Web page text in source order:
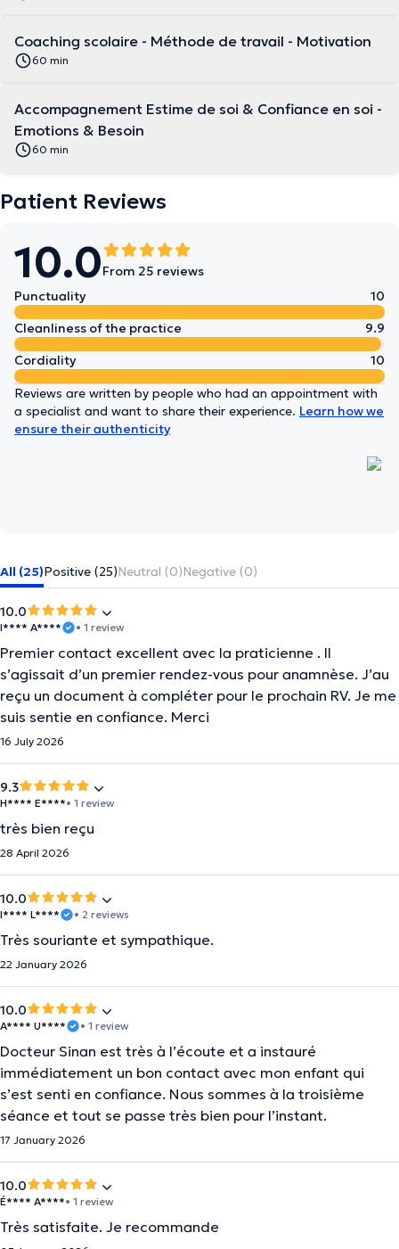
Coaching scolaire - Méthode de travail - Motivation
60 min
Accompagnement Estime de soi & Confiance en soi -
Emotions & Besoin
60 min
Patient Reviews
10.0From 25 reviews
Punctuality
10
Cleanliness of the practice
9.9
Cordiality
10
Reviews are written by people who had an appointment with
a specialist and want to share their experience. Learn how we
ensure their authenticity
All (25)Positive (25)Neutral (0)Negative (0)
10.0
I**** A**** • 1 review
Premier contact excellent avec la praticienne . Il
s’agissait d’un premier rendez-vous pour anamnèse. J’au
reçu un document à compléter pour le prochain RV. Je me
suis sentie en confiance. Merci
16 July 2026
9.3
H**** E****• 1 review
très bien reçu
28 April 2026
10.0
I**** L**** • 2 reviews
Très souriante et sympathique.
22 January 2026
10.0
A**** U**** • 1 review
Docteur Sinan est très à l’écoute et a instauré
immédiatement un bon contact avec mon enfant qui
s’est senti en confiance. Nous sommes à la troisième
séance et tout se passe très bien pour l’instant.
17 January 2026
10.0
É**** A****• 1 review
Très satisfaite. Je recommande